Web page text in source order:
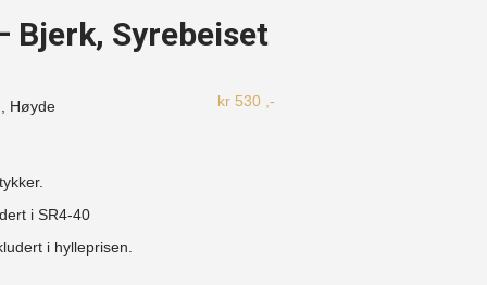
Bjerk, Syrebeiset
Høyde
kr530 ,-
i SR4-40
i hylleprisen.